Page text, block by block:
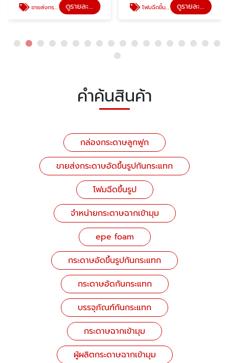
ขายส่งกระดาษอัดขึ้นรูปกันกระแทก ดูรายละเอียด โฟมฉีดขึ้นรูป ดูรายละเอียด
คำค้นสินค้า
กล่องกระดาษลูกฟูก
ขายส่งกระดาษอัดขึ้นรูปกันกระแทก
โฟมฉีดขึ้นรูป
จำหน่ายกระดาษฉากเข้ามุม
epe foam
กระดาษอัดขึ้นรูปกันกระแทก
กระดาษอัดกันกระแทก
บรรจุภัณฑ์กันกระแทก
กระดาษฉากเข้ามุม
ผู้ผลิตกระดาษฉากเข้ามุม